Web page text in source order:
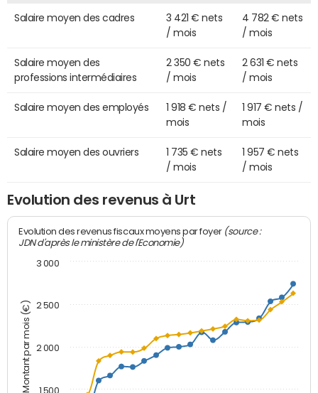
Salaire moyen des cadres
3 421 € nets
/ mois
4 782 € nets
/ mois
Salaire moyen des
professions intermédiaires
2 350 € nets
/ mois
2 631 € nets
/ mois
Salaire moyen des employés
1 918 € nets /
mois
1 917 € nets /
mois
Salaire moyen des ouvriers
1 735 € nets
/ mois
1 957 € nets
/ mois
Evolution des revenus à Urt
Montant par mois (€)
Evolution des revenus fiscaux moyens par foyer (source :
JDN d'après le ministère de l'Economie)
1 500
2 000
2 500
3 000